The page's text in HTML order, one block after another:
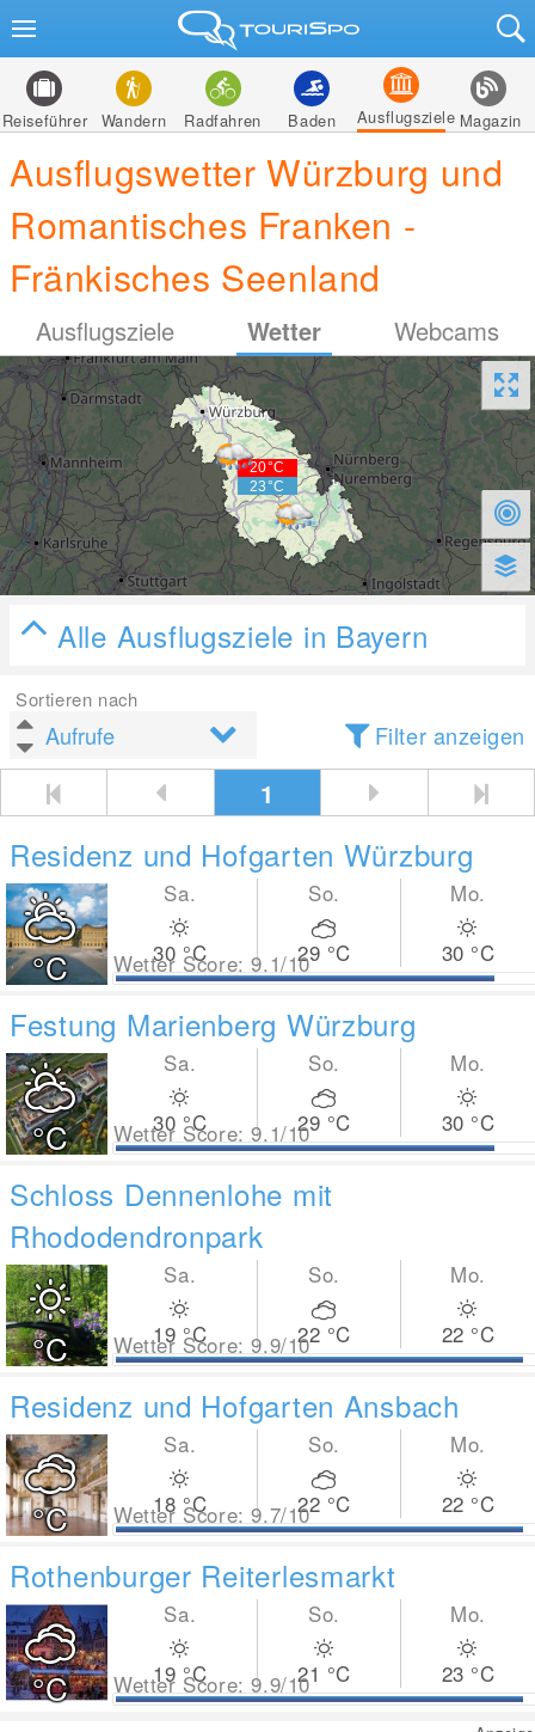
Reiseführer Wandern Radfahren Baden Ausflugsziele Magazin
Ausflugswetter Würzburg und
Romantisches Franken -
Fränkisches Seenland
Ausflugsziele Wetter Webcams
Alle Ausflugsziele in Bayern
Sortieren nach
Filter anzeigen
1
Residenz und Hofgarten Würzburg
°C Wetter Score: 9.1/10
Sa.
30 °C
So.
29 °C
Mo.
30 °C
Festung Marienberg Würzburg
°C Wetter Score: 9.1/10
Sa.
30 °C
So.
29 °C
Mo.
30 °C
Schloss Dennenlohe mit
Rhododendronpark
°C Wetter Score: 9.9/10
Sa.
19 °C
So.
22 °C
Mo.
22 °C
Residenz und Hofgarten Ansbach
°C Wetter Score: 9.7/10
Sa.
18 °C
So.
22 °C
Mo.
22 °C
Rothenburger Reiterlesmarkt
°C Wetter Score: 9.9/10
Sa.
19 °C
So.
21 °C
Mo.
23 °C